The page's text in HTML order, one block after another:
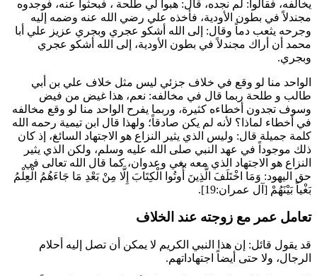
يخالفه، فقالوا: لم نجده، قال: هبوا لي طلحة ، فبحثوا عنه، فوجدوه
مجندلاً في بطون الأودية، فأخذه علي رضي الله عنه وضمه إليه
وجرحه يثعب دماً وقال: إلى الله أشكو عجري وبجري عزيز علي أبا
محمد أن أراك مجندلاً في بطون الأودية، إلى الله أشكو عجري
وبجري.
الواحد منا لو وقع في خلاف جزئي ليس مثل خلاف علي بن أبي
طالب و طلحة ربما قال في مخالفه: نعم، هذا غيض من فيض
وسوف تجدون أخطاءه كثيرة، وربما يفرح الواحد منا لو وقع مخالفه
في أخطاء لماذا؟ لأنه لم يكن صادقاً؛ ولهذا قال ابن تيمية رحمه الله
كلمة جميلة قال: وليس الذي يثير النزاع هو الاجتهاد السائغ، إذ كان
ذلك موجوداً في عهد النبي صلى الله عليه وسلم، ولكن الذي يثير
النزاع هو الاجتهاد الذي معه بغي وعدوان، كما قال الله تعالى في
حق اليهود: وَمَا اخْتَلَفَ الَّذِينَ أُوتُوا الْكِتَابَ إِلَّا مِنْ بَعْدِ مَا جَاءَهُمُ الْعِلْمُ
بَغْياً بَيْنَهُمْ [آل عمران:19].
تعامل عمر مع زوجته عند الخلاف
قد يقول قائل: إن هذا النبي الكريم لا يمكن أن تصل إليه أحلام
الرجال، ولا حتى أيضاً اجتهاداتهم.